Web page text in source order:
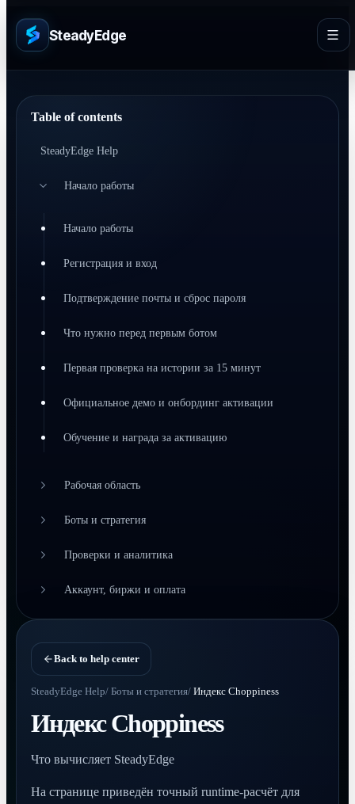
SteadyEdge
Table of contents
SteadyEdge Help
Начало работы
Начало работы
Регистрация и вход
Подтверждение почты и сброс пароля
Что нужно перед первым ботом
Первая проверка на истории за 15 минут
Официальное демо и онбординг активации
Обучение и награда за активацию
Рабочая область
Боты и стратегия
Проверки и аналитика
Аккаунт, биржи и оплата
Back to help center
SteadyEdge Help/ Боты и стратегия/ Индекс Choppiness
Индекс Choppiness
Что вычисляет SteadyEdge
На странице приведён точный runtime-расчёт для